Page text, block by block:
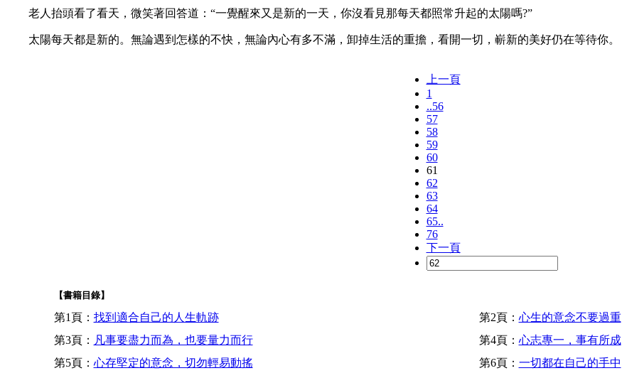
老人抬頭看了看天，微笑著回答道：“一覺醒來又是新的一天，你沒看見那每天都照常升起的太陽嗎?”
太陽每天都是新的。無論遇到怎樣的不快，無論內心有多不滿，卸掉生活的重擔，看開一切，嶄新的美好仍在等待你。
上一頁
1
..56
57
58
59
60
61
62
63
64
65..
76
下一頁
【書籍目錄】
第1頁： 找到適合自己的人生軌跡 第2頁： 心生的意念不要過重
第3頁： 凡事要盡力而為，也要量力而行 第4頁： 心志專一，事有所成
第5頁： 心存堅定的意念，切勿輕易動搖 第6頁： 一切都在自己的手中